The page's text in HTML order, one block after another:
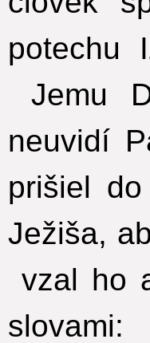
potechu
Jemu
neuvidí
prišiel
Ježiša,
vzal ho
slovami: